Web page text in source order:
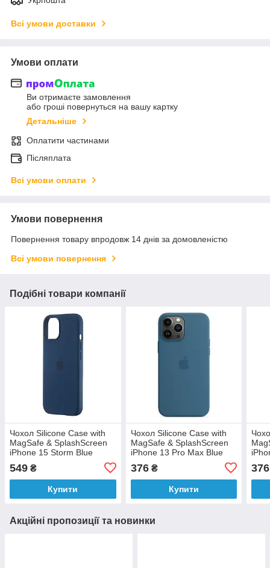
Всі умови доставки
Умови оплати
Ви отримаєте замовлення
або гроші повернуться на вашу картку
Детальніше
Оплатити частинами
Післяплата
Всі умови оплати
Умови повернення
Повернення товару впродовж 14 днів за домовленістю
Всі умови повернення
Подібні товари компанії
Чохол Silicone Case with
MagSafe & SplashScreen
iPhone 15 Storm Blue
549 ₴
Купити
Чохол Silicone Case with
MagSafe & SplashScreen
iPhone 13 Pro Max Blue
376₴
Купити
376
Акційні пропозиції та новинки